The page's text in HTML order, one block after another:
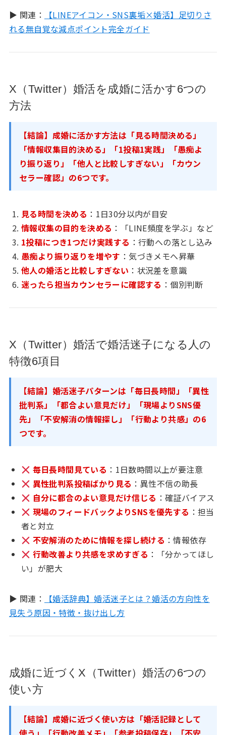
▶ 関連：
【LINEアイコン・SNS裏垢×婚活】足切りさ
れる無自覚な減点ポイント完全ガイド
X（Twitter）婚活を成婚に活かす6つの
方法
【結論】成婚に活かす方法は「見る時間決める」
「情報収集目的決める」「1投稿1実践」「愚痴よ
り振り返り」「他人と比較しすぎない」「カウン
セラー確認」の6つです。
見る時間を決める ：1日30分以内が目安
情報収集の目的を決める ：「LINE頻度を学ぶ」など
1投稿につき1つだけ実践する ：行動への落とし込み
愚痴より振り返りを増やす ：気づきメモへ昇華
他人の婚活と比較しすぎない ：状況差を意識
迷ったら担当カウンセラーに確認する ：個別判断
X（Twitter）婚活で婚活迷子になる人の
特徴6項目
【結論】婚活迷子パターンは「毎日長時間」「異性
批判系」「都合よい意見だけ」「現場よりSNS優
先」「不安解消の情報探し」「行動より共感」の6
つです。
毎日長時間見ている ：1日数時間以上が要注意
異性批判系投稿ばかり見る ：異性不信の助長
自分に都合のよい意見だけ信じる ：確証バイアス
現場のフィードバックよりSNSを優先する ：担当
者と対立
不安解消のために情報を探し続ける ：情報依存
行動改善より共感を求めすぎる ：「分かってほし
い」が肥大
▶ 関連：
【婚活辞典】婚活迷子とは？婚活の方向性を
見失う原因・特徴・抜け出し方
成婚に近づくX（Twitter）婚活の6つの
使い方
【結論】成婚に近づく使い方は「婚活記録として